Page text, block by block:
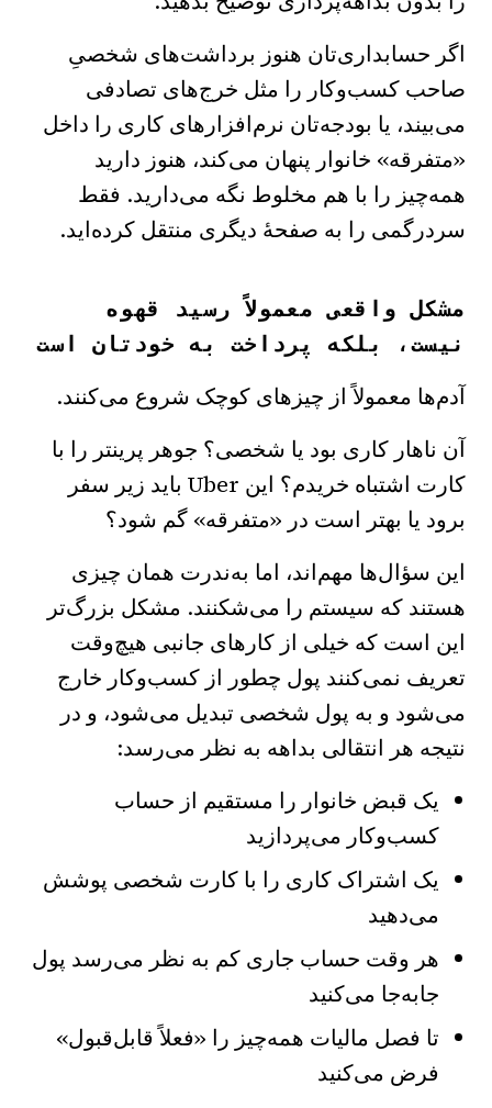
اگر حسابداری‌تان هنوز برداشت‌های شخصیِ
صاحب کسب‌وکار را مثل خرج‌های تصادفی
می‌بیند، یا بودجه‌تان نرم‌افزارهای کاری را داخل
«متفرقه» خانوار پنهان می‌کند، هنوز دارید
همه‌چیز را با هم مخلوط نگه می‌دارید. فقط
سردرگمی را به صفحهٔ دیگری منتقل کرده‌اید.
مشکل واقعی معمولاً رسید قهوه
نیست، بلکه پرداخت به خودتان است
آدم‌ها معمولاً از چیزهای کوچک شروع می‌کنند.
آن ناهار کاری بود یا شخصی؟ جوهر پرینتر را با
کارت اشتباه خریدم؟ این Uber باید زیر سفر
برود یا بهتر است در «متفرقه» گم شود؟
این سؤال‌ها مهم‌اند، اما به‌ندرت همان چیزی
هستند که سیستم را می‌شکنند. مشکل بزرگ‌تر
این است که خیلی از کارهای جانبی هیچ‌وقت
تعریف نمی‌کنند پول چطور از کسب‌وکار خارج
می‌شود و به پول شخصی تبدیل می‌شود، و در
نتیجه هر انتقالی بداهه به نظر می‌رسد:
یک قبض خانوار را مستقیم از حساب
کسب‌وکار می‌پردازید
یک اشتراک کاری را با کارت شخصی پوشش
می‌دهید
هر وقت حساب جاری کم به نظر می‌رسد پول
جابه‌جا می‌کنید
تا فصل مالیات همه‌چیز را «فعلاً قابل‌قبول»
فرض می‌کنید